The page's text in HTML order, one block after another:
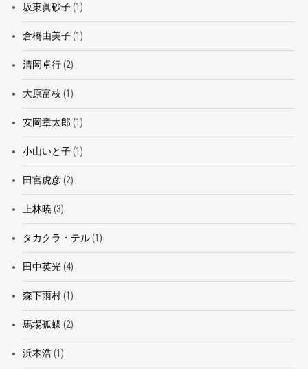
坂東眞砂子(1)
倉橋由美子(1)
清岡卓行(2)
大原富枝 (1)
安岡章太郎 (1)
小山いと子(1)
田宮虎彦(2)
上林暁 (3)
タカクラ・テル(1)
田中英光(4)
森下雨村(1)
馬場孤蝶 (2)
浜本浩(1)